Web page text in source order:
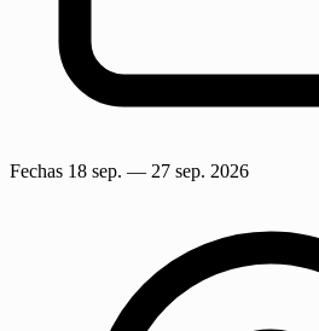
Fechas 18 sep. — 27 sep. 2026